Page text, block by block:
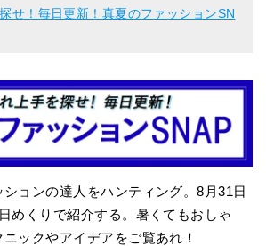
せ！毎日更新！真夏のファッションSN
ョンの達人をハンティング。8月31日
めくりで紹介する。暑くてもおしゃ
ックやアイデアをご覧あれ！